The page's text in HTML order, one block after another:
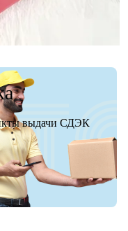
выдачи СДЭК